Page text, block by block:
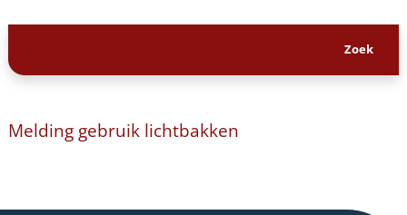
Melding gebruik lichtbakken